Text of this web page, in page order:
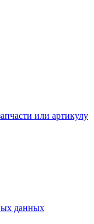
или артикулу
данных